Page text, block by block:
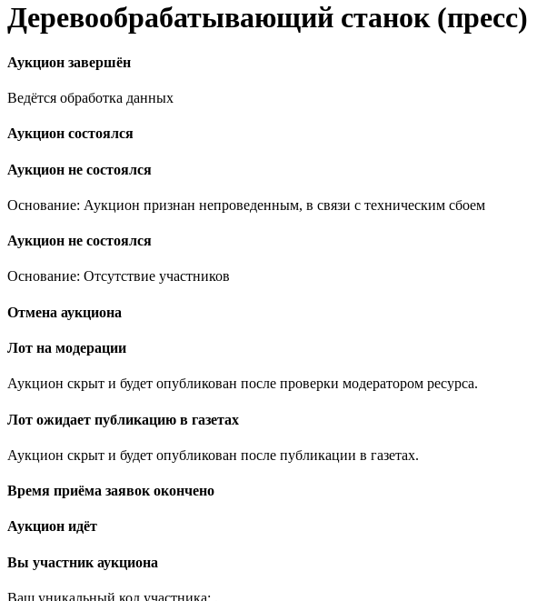
Деревообрабатывающий станок (пресс)
Аукцион завершён
Ведётся обработка данных
Аукцион состоялся
Аукцион не состоялся
Основание: Аукцион признан непроведенным, в связи с техническим сбоем
Аукцион не состоялся
Основание: Отсутствие участников
Отмена аукциона
Лот на модерации
Аукцион скрыт и будет опубликован после проверки модератором ресурса.
Лот ожидает публикацию в газетах
Аукцион скрыт и будет опубликован после публикации в газетах.
Время приёма заявок окончено
Аукцион идёт
Вы участник аукциона
Ваш уникальный код участника: .